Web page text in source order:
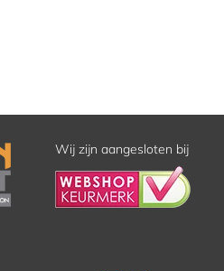
Wij zijn aangesloten bij